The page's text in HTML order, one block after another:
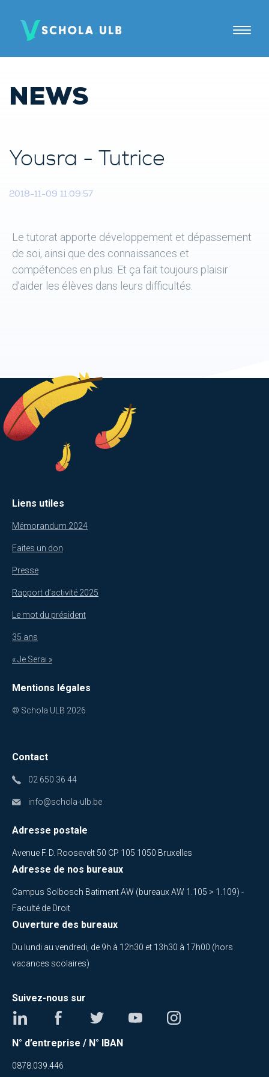
Elèves
Candidats tuteurs
Établissements
NOUS SOUTENIR
NEWS
Yousra - Tutrice
2018-11-09 11:09:57
Le tutorat apporte développement et dépassement
de soi, ainsi que des connaissances et
compétences en plus. Et ça fait toujours plaisir
d’aider les élèves dans leurs difficultés.
Liens utiles
Mémorandum 2024
Faites un don
Presse
Rapport d’activité 2025
Le mot du président
35 ans
« Je Serai »
Mentions légales
© Schola ULB 2026
Contact
02 650 36 44
info@schola-ulb.be
Adresse postale
Avenue F. D. Roosevelt 50 CP 105 1050 Bruxelles
Adresse de nos bureaux
Campus Solbosch Batiment AW (bureaux AW 1.105 > 1.109) -
Faculté de Droit
Ouverture des bureaux
Du lundi au vendredi, de 9h à 12h30 et 13h30 à 17h00 (hors
vacances scolaires)
Suivez-nous sur
N° d’entreprise / N° IBAN
0878.039.446